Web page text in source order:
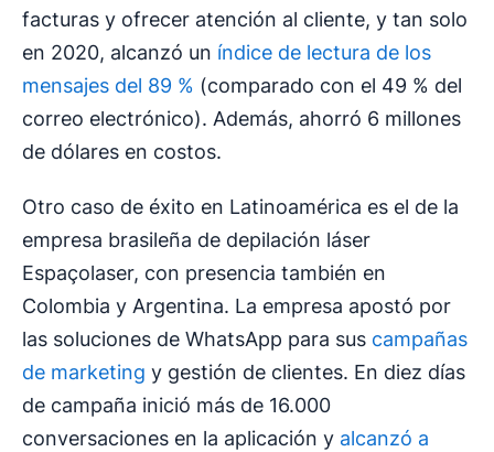
facturas y ofrecer atención al cliente, y tan solo
en 2020, alcanzó un índice de lectura de los
mensajes del 89 % (comparado con el 49 % del
correo electrónico). Además, ahorró 6 millones
de dólares en costos.
Otro caso de éxito en Latinoamérica es el de la
empresa brasileña de depilación láser
Espaçolaser, con presencia también en
Colombia y Argentina. La empresa apostó por
las soluciones de WhatsApp para sus campañas
de marketing y gestión de clientes. En diez días
de campaña inició más de 16.000
conversaciones en la aplicación y alcanzó a